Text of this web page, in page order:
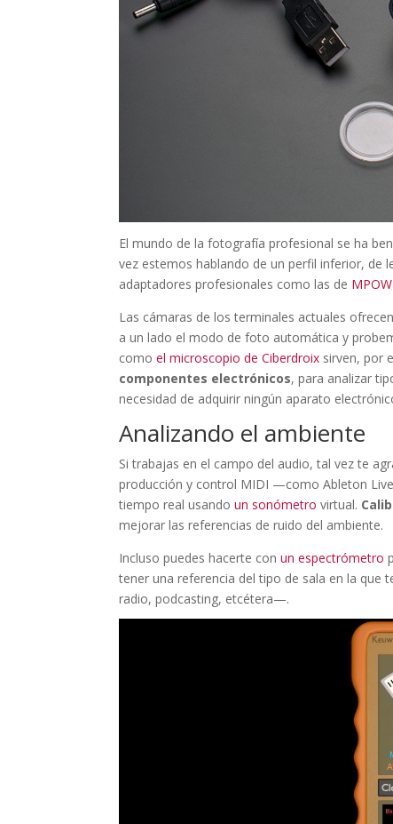
El mundo de la fotografía profesional se ha
vez estemos hablando de un perfil inferior, de
adaptadores profesionales como las de MPOW
Las cámaras de los terminales actuales
a un lado el modo de foto automática y
comoel microscopio de Ciberdroix sirven, por
componentes electrónicos, para analizar
necesidad de adquirir ningún aparato
Analizando el ambiente
Si trabajas en el campo del audio, tal vez te
producción y control MIDI —como Ableton
tiempo real usandoun sonómetro virtual.
mejorar las referencias de ruido del ambiente.
Incluso puedes hacerte conun espectrómetro
tener una referencia del tipo de sala en la que
radio, podcasting, etcétera—.